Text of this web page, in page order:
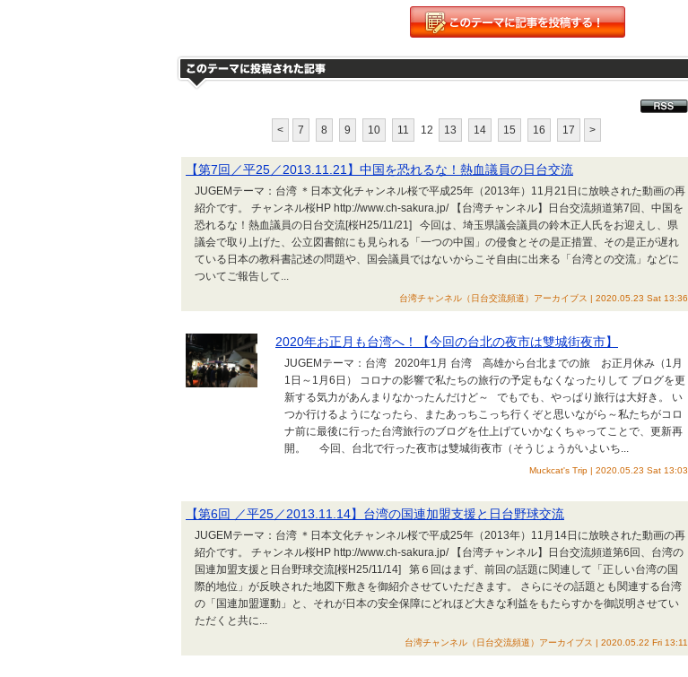
< 7 8 9 10 11 12 13 14 15 16 17 >
【第7回／平25／2013.11.21】中国を恐れるな！熱血議員の日台交流
JUGEMテーマ：台湾 ＊日本文化チャンネル桜で平成25年（2013年）11月21日に放映された動画の再
紹介です。 チャンネル桜HP http://www.ch-sakura.jp/ 【台湾チャンネル】日台交流頻道第7回、中国を
恐れるな！熱血議員の日台交流[桜H25/11/21] 今回は、埼玉県議会議員の鈴木正人氏をお迎えし、県
議会で取り上げた、公立図書館にも見られる「一つの中国」の侵食とその是正措置、その是正が遅れ
ている日本の教科書記述の問題や、国会議員ではないからこそ自由に出来る「台湾との交流」などに
ついてご報告して...
台湾チャンネル（日台交流頻道）アーカイブス | 2020.05.23 Sat 13:36
2020年お正月も台湾へ！【今回の台北の夜市は雙城街夜市】
JUGEMテーマ：台湾 2020年1月 台湾 高雄から台北までの旅 お正月休み（1月
1日～1月6日） コロナの影響で私たちの旅行の予定もなくなったりして ブログを更
新する気力があんまりなかったんだけど～ でもでも、やっぱり旅行は大好き。 い
つか行けるようになったら、またあっちこっち行くぞと思いながら～私たちがコロ
ナ前に最後に行った台湾旅行のブログを仕上げていかなくちゃってことで、更新再
開。 今回、台北で行った夜市は雙城街夜市（そうじょうがいよいち...
Muckcat's Trip | 2020.05.23 Sat 13:03
【第6回 ／平25／2013.11.14】台湾の国連加盟支援と日台野球交流
JUGEMテーマ：台湾 ＊日本文化チャンネル桜で平成25年（2013年）11月14日に放映された動画の再
紹介です。 チャンネル桜HP http://www.ch-sakura.jp/ 【台湾チャンネル】日台交流頻道第6回、台湾の
国連加盟支援と日台野球交流[桜H25/11/14] 第６回はまず、前回の話題に関連して「正しい台湾の国
際的地位」が反映された地図下敷きを御紹介させていただきます。 さらにその話題とも関連する台湾
の「国連加盟運動」と、それが日本の安全保障にどれほど大きな利益をもたらすかを御説明させてい
ただくと共に...
台湾チャンネル（日台交流頻道）アーカイブス | 2020.05.22 Fri 13:11